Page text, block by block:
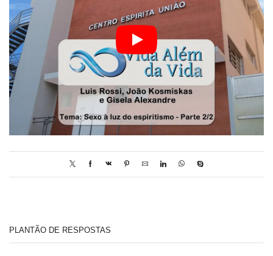
PLANTÃO DE RESPOSTAS